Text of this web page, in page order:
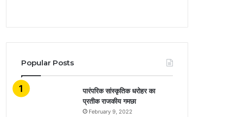
Popular Posts
​​​​​​​पारंपरिक सांस्कृतिक धरोहर का
प्रतीक राजकीय गमछा
February 9, 2022